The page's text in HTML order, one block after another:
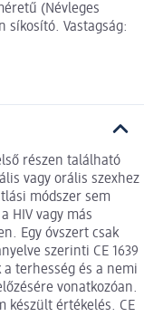
(Névleges
síkosító. Vastagság:
részen található
vagy orális szexhez
módszer sem
HIV vagy más
Egy óvszert csak
szerinti CE 1639
a terhesség és a nemi
vonatkozóan.
készült értékelés. CE